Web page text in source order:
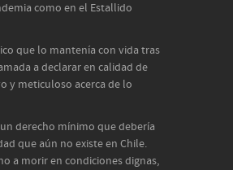
como en el Estallido
que lo mantenía con vida tras
a declarar en calidad de
y meticuloso acerca de lo
derecho mínimo que debería
que aún no existe en Chile.
a morir en condiciones dignas,